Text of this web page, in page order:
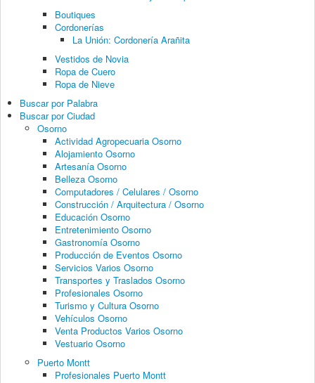
Boutiques
Cordonerías
La Unión: Cordonería Arañita
Vestidos de Novia
Ropa de Cuero
Ropa de Nieve
Buscar por Palabra
Buscar por Ciudad
Osorno
Actividad Agropecuaria Osorno
Alojamiento Osorno
Artesanía Osorno
Belleza Osorno
Computadores / Celulares / Osorno
Construcción / Arquitectura / Osorno
Educación Osorno
Entretenimiento Osorno
Gastronomía Osorno
Producción de Eventos Osorno
Servicios Varios Osorno
Transportes y Traslados Osorno
Profesionales Osorno
Turismo y Cultura Osorno
Vehículos Osorno
Venta Productos Varios Osorno
Vestuario Osorno
Puerto Montt
Profesionales Puerto Montt